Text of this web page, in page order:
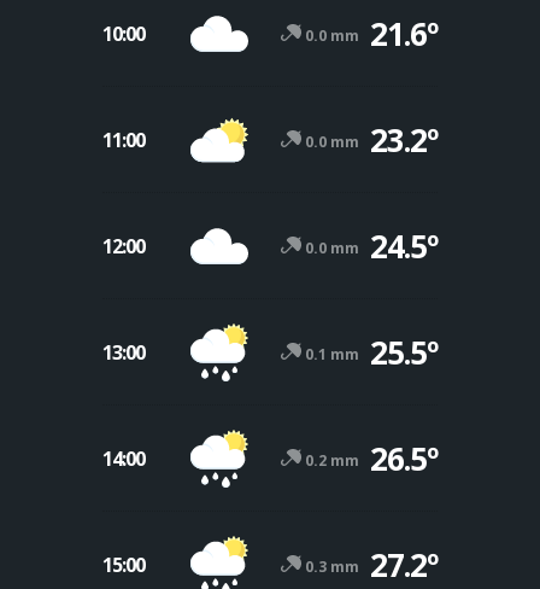
10:00 0.0 mm 21.6º
11:00 0.0 mm 23.2º
12:00 0.0 mm 24.5º
13:00 0.1 mm 25.5º
14:00 0.2 mm 26.5º
15:00 0.3 mm 27.2º